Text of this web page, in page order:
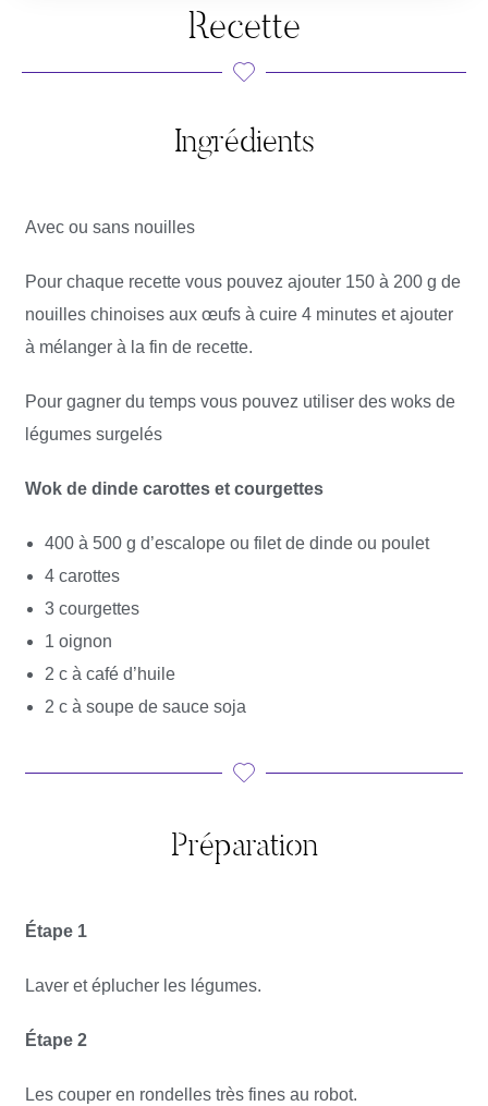
Recette
Ingrédients
Avec ou sans nouilles
Pour chaque recette vous pouvez ajouter 150 à 200 g de
nouilles chinoises aux œufs à cuire 4 minutes et ajouter
à mélanger à la fin de recette.
Pour gagner du temps vous pouvez utiliser des woks de
légumes surgelés
Wok de dinde carottes et courgettes
400 à 500 g d’escalope ou filet de dinde ou poulet
4 carottes
3 courgettes
1 oignon
2 c à café d’huile
2 c à soupe de sauce soja
Préparation
Étape 1
Laver et éplucher les légumes.
Étape 2
Les couper en rondelles très fines au robot.